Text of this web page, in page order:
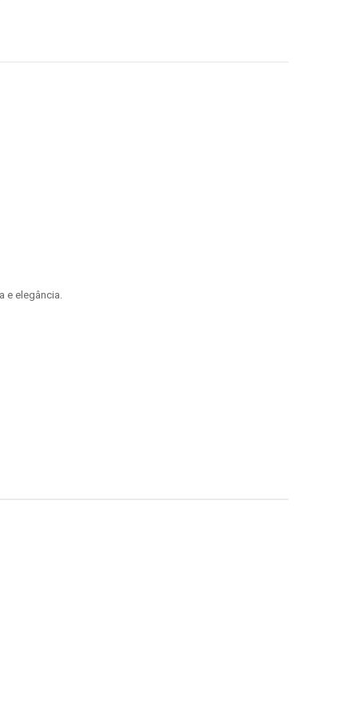
e elegância.
caixa acoplada controlando o fluxo de agua da
1/2".